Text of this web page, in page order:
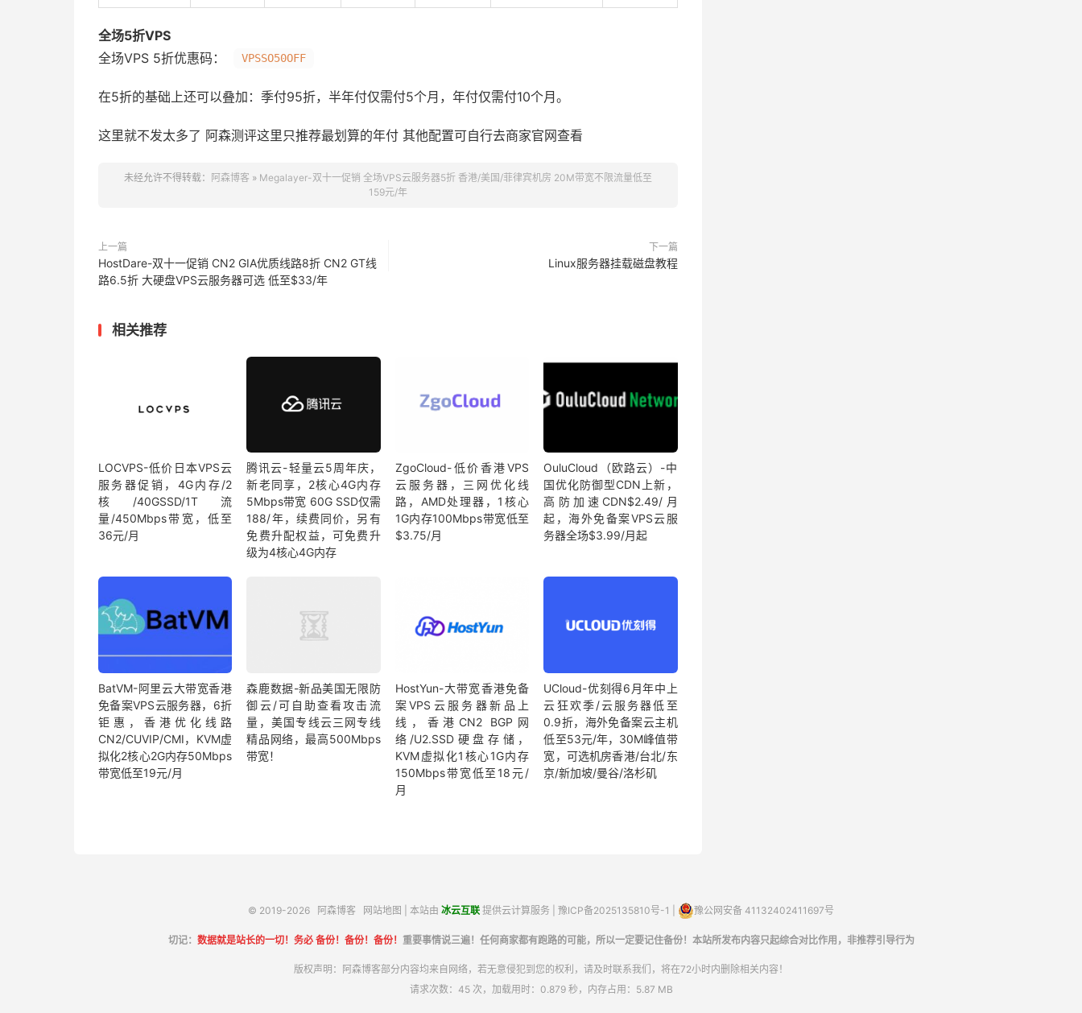
全场5折VPS
全场VPS 5折优惠码：
VPSSO50OFF
在5折的基础上还可以叠加：季付95折，半年付仅需付5个月，年付仅需付10个月。
这里就不发太多了 阿森测评这里只推荐最划算的年付 其他配置可自行去商家官网查看
未经允许不得转载： 阿森博客 » Megalayer-双十一促销 全场VPS云服务器5折 香港/美国/菲律宾机房 20M带宽不限流量低至
159元/年
上一篇
HostDare-双十一促销 CN2 GIA优质线路8折 CN2 GT线
路6.5折 大硬盘VPS云服务器可选 低至$33/年
下一篇
Linux服务器挂载磁盘教程
相关推荐
LOCVPS-低价日本VPS云
服务器促销，4G内存/2
核/40GSSD/1T流
量/450Mbps带宽，低至
36元/月
腾讯云-轻量云5周年庆，
新老同享，2核心4G内存
5Mbps带宽 60G SSD仅需
188/年，续费同价，另有
免费升配权益，可免费升
级为4核心4G内存
ZgoCloud-低价香港VPS
云服务器，三网优化线
路，AMD处理器，1核心
1G内存100Mbps带宽低至
$3.75/月
OuluCloud（欧路云）-中
国优化防御型CDN上新，
高防加速CDN$2.49/月
起，海外免备案VPS云服
务器全场$3.99/月起
BatVM-阿里云大带宽香港
免备案VPS云服务器，6折
钜惠，香港优化线路
CN2/CUVIP/CMI，KVM虚
拟化2核心2G内存50Mbps
带宽低至19元/月
森鹿数据-新品美国无限防
御云/可自助查看攻击流
量，美国专线云三网专线
精品网络，最高500Mbps
带宽！
HostYun-大带宽香港免备
案VPS云服务器新品上
线，香港CN2 BGP网
络/U2.SSD硬盘存储，
KVM虚拟化1核心1G内存
150Mbps带宽低至18元/
月
UCloud-优刻得6月年中上
云狂欢季/云服务器低至
0.9折，海外免备案云主机
低至53元/年，30M峰值带
宽，可选机房香港/台北/东
京/新加坡/曼谷/洛杉矶
© 2019-2026 阿森博客 网站地图 | 本站由 冰云互联 提供云计算服务 | 豫ICP备2025135810号-1 豫公网安备 41132402411697号
切记： 数据就是站长的一切！务必 备份！备份！备份！ 重要事情说三遍！任何商家都有跑路的可能，所以一定要记住备份！本站所发布内容只起综合对比作用，非推荐引导行为
版权声明：阿森博客部分内容均来自网络，若无意侵犯到您的权利，请及时联系我们，将在72小时内删除相关内容！
请求次数：45 次，加载用时：0.879 秒，内存占用：5.87 MB